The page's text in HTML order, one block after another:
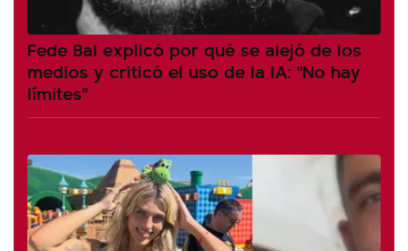
Fede Bal explicó por qué se alejó de los
medios y criticó el uso de la IA: "No hay
límites"